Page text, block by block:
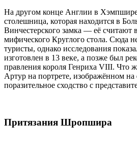
На другом конце Англии в Хэмпшире
столешница, которая находится в
Винчестерского замка — её считают
мифического Круглого стола. Сюда
туристы, однако исследования
изготовлен в 13 веке, а позже был
правления короля Генриха VIII. Что
Артур на портрете, изображённом на
поразительное сходство с
Притязания Шропшира